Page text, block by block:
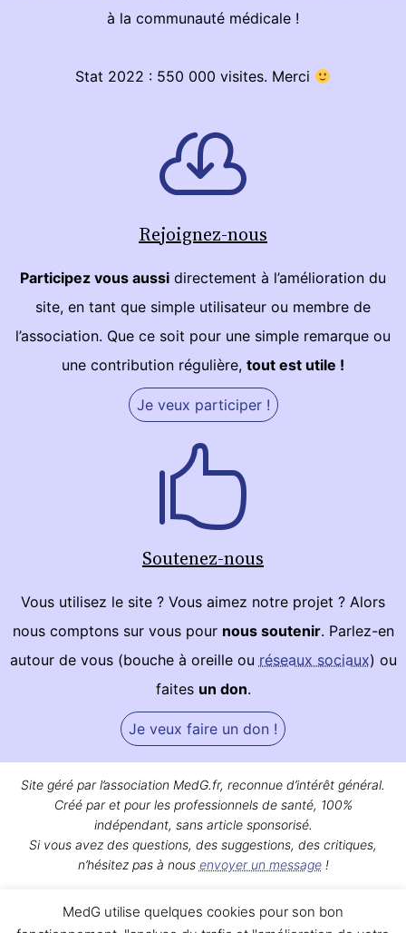
à la communauté médicale !
Stat 2022 : 550 000 visites. Merci
Rejoignez-nous
Participez vous aussi directement à l’amélioration du
site, en tant que simple utilisateur ou membre de
l’association. Que ce soit pour une simple remarque ou
une contribution régulière, tout est utile !
Je veux participer !
Soutenez-nous
Vous utilisez le site ? Vous aimez notre projet ? Alors
nous comptons sur vous pour nous soutenir. Parlez-en
autour de vous (bouche à oreille ou réseaux sociaux) ou
faites un don.
Je veux faire un don !
Site géré par l’association MedG.fr, reconnue d’intérêt général.
Créé par et pour les professionnels de santé, 100%
indépendant, sans article sponsorisé.
Si vous avez des questions, des suggestions, des critiques,
n’hésitez pas à nous envoyer un message!
MedG utilise quelques cookies pour son bon